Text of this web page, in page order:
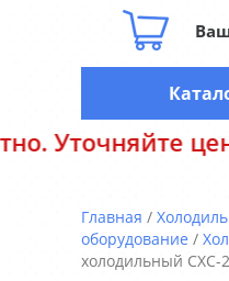
цены у
Главная /
оборудование /
холодильный СХС-